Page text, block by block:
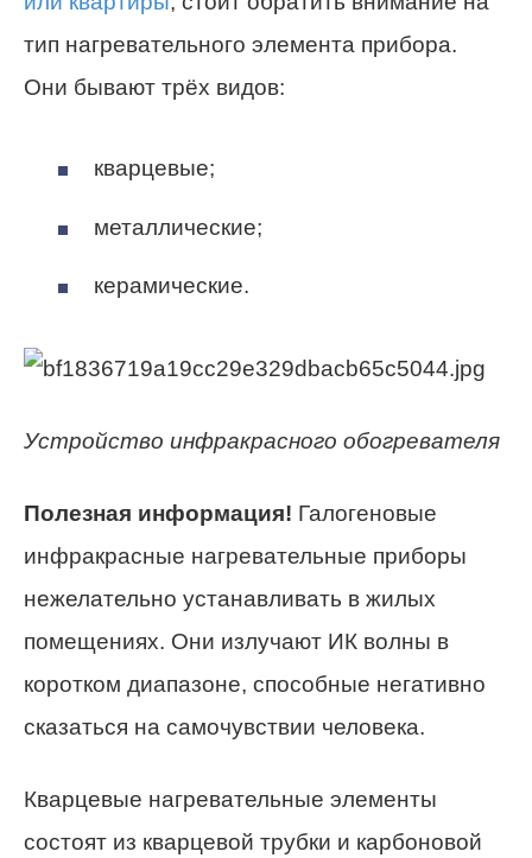
тип нагревательного элемента прибора.
Они бывают трёх видов:
кварцевые;
металлические;
керамические.
Устройство инфракрасного обогревателя
Полезная информация! Галогеновые
инфракрасные нагревательные приборы
нежелательно устанавливать в жилых
помещениях. Они излучают ИК волны в
коротком диапазоне, способные негативно
сказаться на самочувствии человека.
Кварцевые нагревательные элементы
состоят из кварцевой трубки и карбоновой